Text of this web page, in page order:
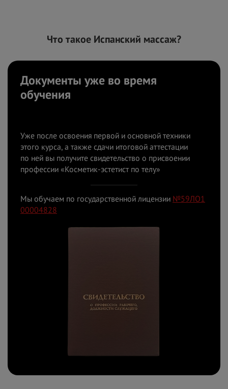
Что такое Испанский массаж?
Документы уже во время
обучения
Уже после освоения первой и основной техники
этого курса, а также сдачи итоговой аттестации
по ней вы получите свидетельство о присвоении
профессии «Косметик-эстетист по телу»
Мы обучаем по государственной лицензии №59ЛО1
00004828